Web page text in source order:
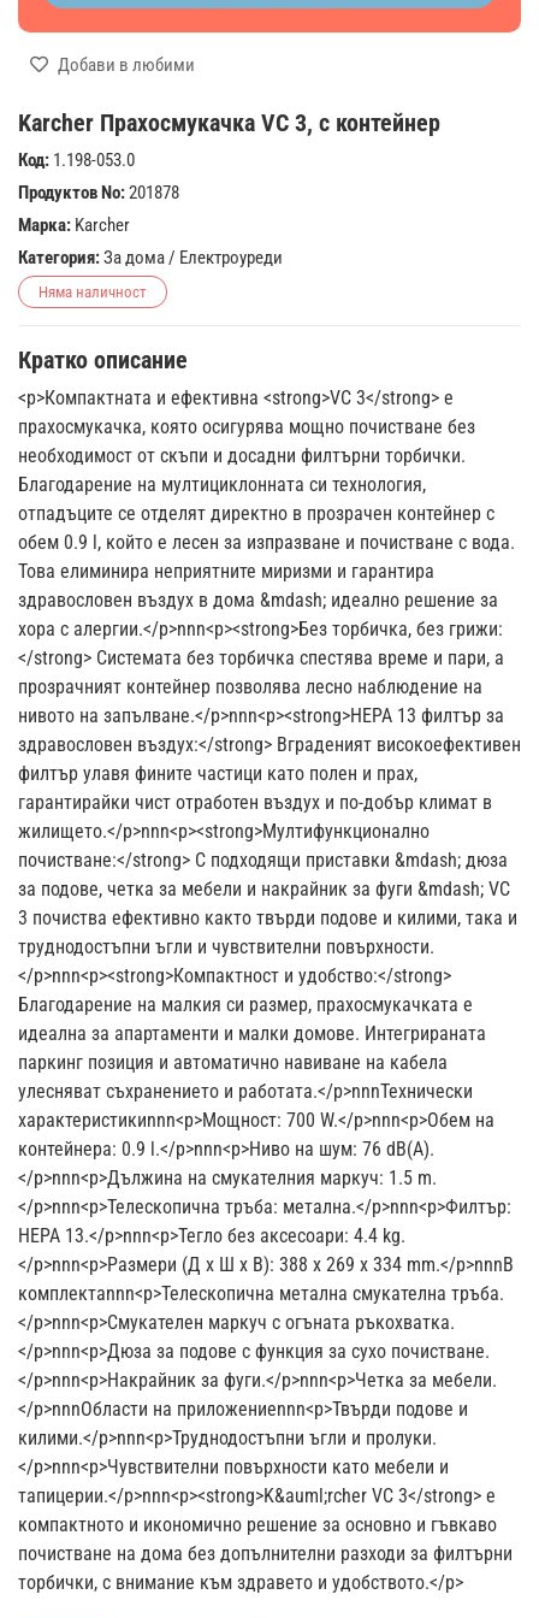
Karcher Прахосмукачка VC 3, с контейнер
Код: 1.198-053.0
Продуктов No:201878
Марка: Karcher
Категория:За дома/ Електроуреди
Няма наличност
Кратко описание
<p>Компактната и ефективна <strong>VC 3</strong> е
прахосмукачка, която осигурява мощно почистване без
необходимост от скъпи и досадни филтърни торбички.
Благодарение на мултициклонната си технология,
отпадъците се отделят директно в прозрачен контейнер с
обем 0.9 l, който е лесен за изпразване и почистване с вода.
Това елиминира неприятните миризми и гарантира
здравословен въздух в дома &mdash; идеално решение за
хора с алергии.</p>nnn<p><strong>Без торбичка, без грижи:
</strong> Системата без торбичка спестява време и пари, а
прозрачният контейнер позволява лесно наблюдение на
нивото на запълване.</p>nnn<p><strong>HEPA 13 филтър за
здравословен въздух:</strong> Вграденият високоефективен
филтър улавя фините частици като полен и прах,
гарантирайки чист отработен въздух и по-добър климат в
жилището.</p>nnn<p><strong>Мултифункционално
почистване:</strong> С подходящи приставки &mdash; дюза
за подове, четка за мебели и накрайник за фуги &mdash; VC
3 почиства ефективно както твърди подове и килими, така и
труднодостъпни ъгли и чувствителни повърхности.
</p>nnn<p><strong>Компактност и удобство:</strong>
Благодарение на малкия си размер, прахосмукачката е
идеална за апартаменти и малки домове. Интегрираната
паркинг позиция и автоматично навиване на кабела
улесняват съхранението и работата.</p>nnnТехнически
характеристикиnnn<p>Мощност: 700 W.</p>nnn<p>Обем на
контейнера: 0.9 l.</p>nnn<p>Ниво на шум: 76 dB(A).
</p>nnn<p>Дължина на смукателния маркуч: 1.5 m.
</p>nnn<p>Телескопична тръба: метална.</p>nnn<p>Филтър:
HEPA 13.</p>nnn<p>Тегло без аксесоари: 4.4 kg.
</p>nnn<p>Размери (Д x Ш x В): 388 x 269 x 334 mm.</p>nnnВ
комплектаnnn<p>Телескопична метална смукателна тръба.
</p>nnn<p>Смукателен маркуч с огъната ръкохватка.
</p>nnn<p>Дюза за подове с функция за сухо почистване.
</p>nnn<p>Накрайник за фуги.</p>nnn<p>Четка за мебели.
</p>nnnОбласти на приложениеnnn<p>Твърди подове и
килими.</p>nnn<p>Труднодостъпни ъгли и пролуки.
</p>nnn<p>Чувствителни повърхности като мебели и
тапицерии.</p>nnn<p><strong>K&auml;rcher VC 3</strong> е
компактното и икономично решение за основно и гъвкаво
почистване на дома без допълнителни разходи за филтърни
торбички, с внимание към здравето и удобството.</p>
Добави в любими